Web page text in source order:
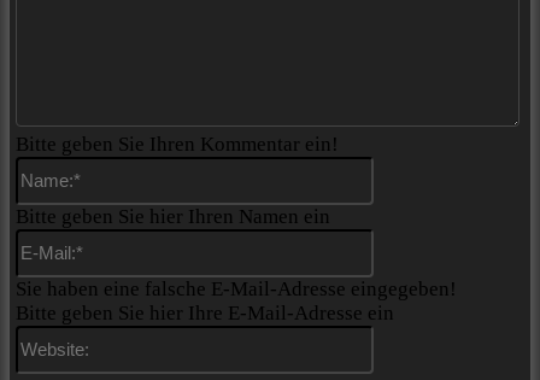
Bitte geben Sie Ihren Kommentar ein!
Bitte geben Sie hier Ihren Namen ein
Sie haben eine falsche E-Mail-Adresse eingegeben!
Bitte geben Sie hier Ihre E-Mail-Adresse ein